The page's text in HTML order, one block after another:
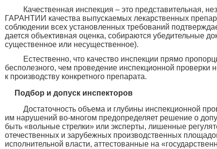
Качественная инспекция – это представительная,
ГАРАНТИИ качества выпускаемых лекарственных
соблюдении всех установленных требований
дается объективная оценка, собираются убедительные
существенное или несущественное).
Естественно, что качество инспекции прямо
бесполезного, чем проведение инспекционной
к производству конкретного препарата.
Подбор и допуск инспекторов
Достаточность объема и глубины инспекционной
им нарушений во-многом предопределяет решение о
быть «вольные стрелки» или эксперты, лишенные
отечественных и зарубежных производственных
исполнительной власти, аттестованные на